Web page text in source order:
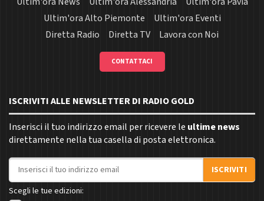
Ultim'ora Alto Piemonte
Ultim'ora Eventi
Diretta Radio
Diretta TV Lavora con Noi
CONTATTACI
ISCRIVITI ALLE NEWSLETTER DI RADIO GOLD
Inserisci il tuo indirizzo email per ricevere le ultime news
direttamente nella tua casella di posta elettronica.
Indirizzo email
ISCRIVITI
Scegli le tue edizioni: